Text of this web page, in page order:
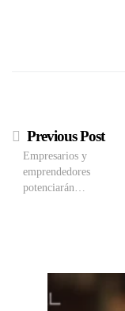
Previous Post
Empresarios y
emprendedores
potenciarán…